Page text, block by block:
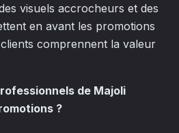
visuels accrocheurs et des
en avant les promotions
comprennent la valeur
de Majoli
?